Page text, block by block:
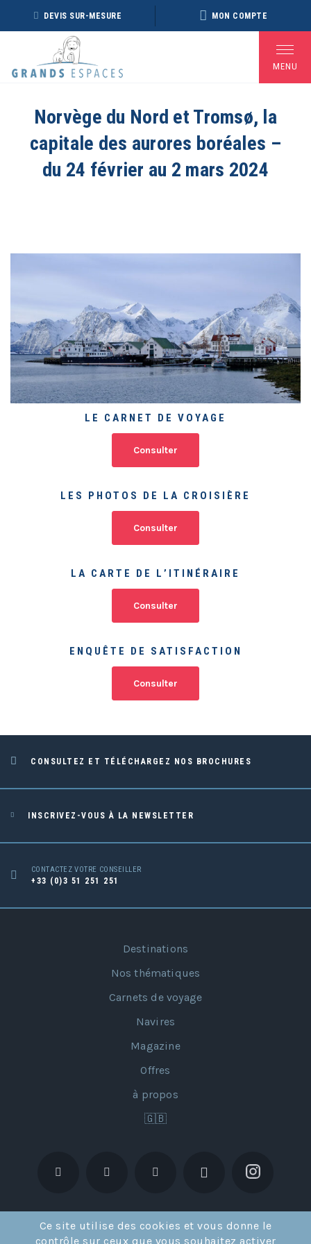
Panneau de gestion des cookies
Ce site utilise des cookies et vous donne le
contrôle sur ceux que vous souhaitez activer
BROCHURE RÉVEILLON
2026 – 2027
BROCHURE ARCTIQUE
2027 – NOUVELLE
VERSION
DEVIS SUR-MESURE MON COMPTE
MENU
Norvège du Nord et Tromsø, la
capitale des aurores boréales –
du 24 février au 2 mars 2024
LE CARNET DE VOYAGE
Consulter
LES PHOTOS DE LA CROISIÈRE
Consulter
LA CARTE DE L’ITINÉRAIRE
Consulter
ENQUÊTE DE SATISFACTION
Consulter
CONSULTEZ ET TÉLÉCHARGEZ NOS BROCHURES
INSCRIVEZ-VOUS À LA NEWSLETTER
CONTACTEZ VOTRE CONSEILLER
+33 (0)3 51 251 251
Destinations
Nos thématiques
Carnets de voyage
Navires
Magazine
Offres
à propos
🇬🇧